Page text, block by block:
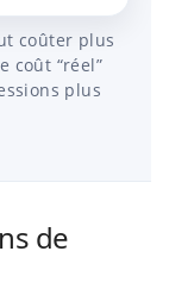
coûter plus
coût “réel”
plus
de